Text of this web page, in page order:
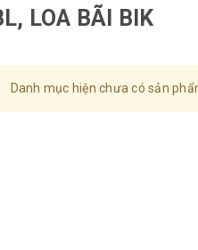
LOA BÃI BIK
Danh mục hiện chưa có sản